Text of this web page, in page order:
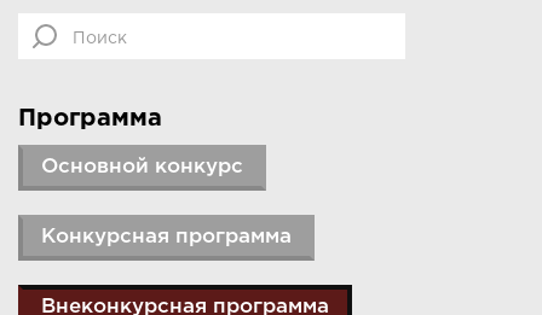
Программа
Основной конкурс
Конкурсная программа
Внеконкурсная программа